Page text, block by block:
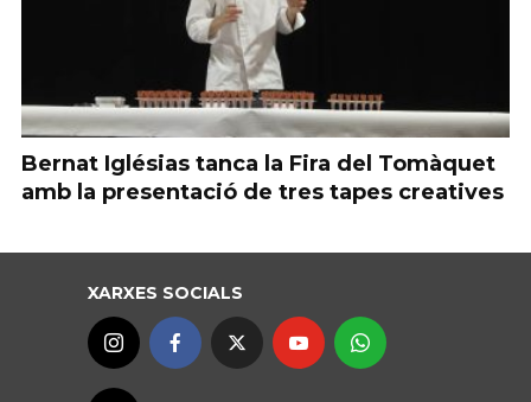
Bernat Iglésias tanca la Fira del Tomàquet
amb la presentació de tres tapes creatives
XARXES SOCIALS